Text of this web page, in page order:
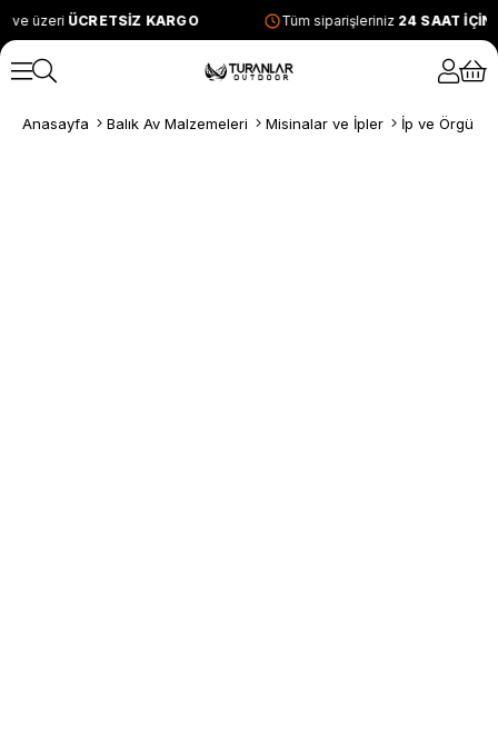
ve üzeri ÜCRETSİZ KARGO Tüm siparişleriniz 24 SAAT
Anasayfa Balık Av Malzemeleri Misinalar ve İpler İp ve Örgü